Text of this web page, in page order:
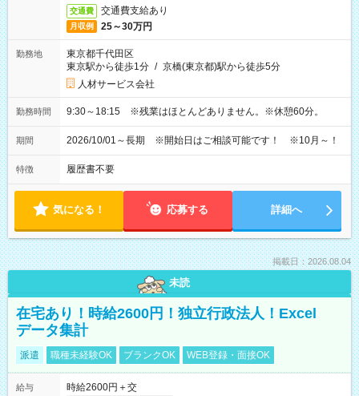
交通費 交通費支給あり
月収例 25～30万円
勤務地
東京都千代田区
東京駅から徒歩1分 / 京橋(東京都)駅から徒歩5分
人材サービス会社
勤務時間 9:30～18:15 ※残業はほとんどありません。※休憩60分。
期間 2026/10/01～長期 ※開始日はご相談可能です！ ※10月～！
特徴 履歴書不要
気になる！ 応募する 詳細へ
掲載日：2026.08.04
未読
在宅あり！時給2600円！独立行政法人！Excel
データ集計
派遣 職種未経験OK ブランクOK WEB登録・面接OK
給与
時給2600円＋交